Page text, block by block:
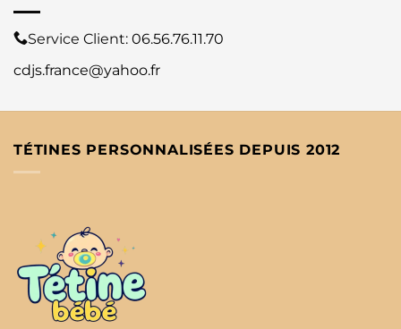
Service Client: 06.56.76.11.70
cdjs.france@yahoo.fr
TÉTINES PERSONNALISÉES DEPUIS 2012